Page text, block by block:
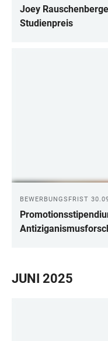
Joey
Studienpreis
BEWERBUNGSFRIST
JUNI 2025